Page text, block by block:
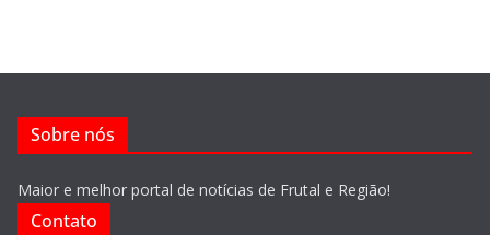
Sobre nós
Maior e melhor portal de notícias de Frutal e Região!
Contato